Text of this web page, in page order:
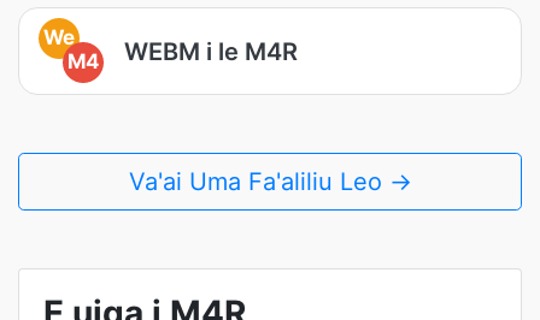
We
M4
WEBM i le M4R
Va'ai Uma Fa'aliliu Leo →